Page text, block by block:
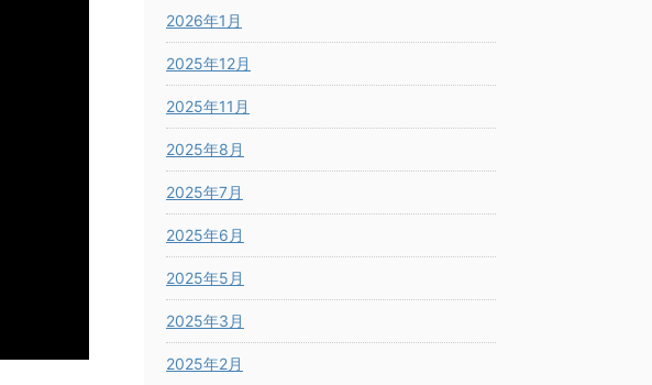
2026年1月
2025年12月
2025年11月
2025年8月
2025年7月
2025年6月
2025年5月
2025年3月
2025年2月